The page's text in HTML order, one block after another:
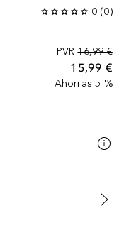
0 (0)
PVR 16,99 €
15,99 €
Ahorras 5 %